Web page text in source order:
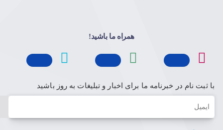
همراه ما باشید!
با ثبت نام در خبرنامه ما برای اخبار و تبلیغات به روز باشید
ایمیل